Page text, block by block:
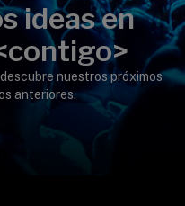
ideas en
nuestros próximos
anteriores.